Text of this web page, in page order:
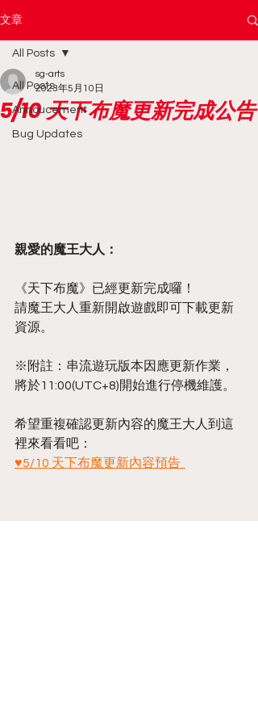
文章
All Posts
Annoucement
Bug Updates
All Posts
5/10 天下布魔更新完成公告
sg-arts
2023年5月10日
親愛的魔王大人：
《天下布魔》已經更新完成囉！
請魔王大人重新開啟遊戲即可下載更新
資源。
※附註：串流遊玩版本因應更新作業，
將於11:00(UTC+8)開始進行停機維護。
希望重複確認更新內容的魔王大人到這
裡來看看吧：
♥5/10 天下布魔更新內容預告